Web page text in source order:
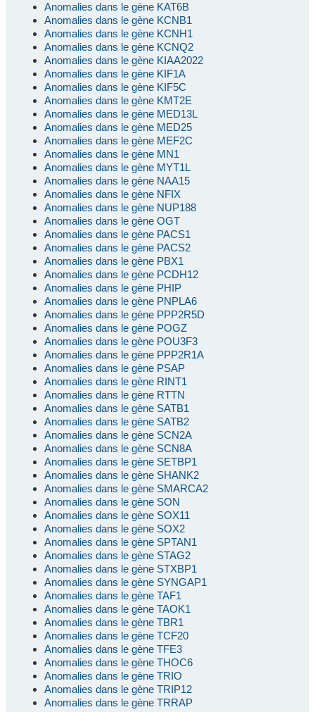
Anomalies dans le gène KAT6B
Anomalies dans le gène KCNB1
Anomalies dans le gène KCNH1
Anomalies dans le gène KCNQ2
Anomalies dans le gène KIAA2022
Anomalies dans le gène KIF1A
Anomalies dans le gène KIF5C
Anomalies dans le gène KMT2E
Anomalies dans le gène MED13L
Anomalies dans le gène MED25
Anomalies dans le gène MEF2C
Anomalies dans le gène MN1
Anomalies dans le gène MYT1L
Anomalies dans le gène NAA15
Anomalies dans le gène NFIX
Anomalies dans le gène NUP188
Anomalies dans le gène OGT
Anomalies dans le gène PACS1
Anomalies dans le gène PACS2
Anomalies dans le gène PBX1
Anomalies dans le gène PCDH12
Anomalies dans le gène PHIP
Anomalies dans le gène PNPLA6
Anomalies dans le gène PPP2R5D
Anomalies dans le gène POGZ
Anomalies dans le gène POU3F3
Anomalies dans le gène PPP2R1A
Anomalies dans le gène PSAP
Anomalies dans le gène RINT1
Anomalies dans le gène RTTN
Anomalies dans le gène SATB1
Anomalies dans le gène SATB2
Anomalies dans le gène SCN2A
Anomalies dans le gène SCN8A
Anomalies dans le gène SETBP1
Anomalies dans le gène SHANK2
Anomalies dans le gène SMARCA2
Anomalies dans le gène SON
Anomalies dans le gène SOX11
Anomalies dans le gène SOX2
Anomalies dans le gène SPTAN1
Anomalies dans le gène STAG2
Anomalies dans le gène STXBP1
Anomalies dans le gène SYNGAP1
Anomalies dans le gène TAF1
Anomalies dans le gène TAOK1
Anomalies dans le gène TBR1
Anomalies dans le gène TCF20
Anomalies dans le gène TFE3
Anomalies dans le gène THOC6
Anomalies dans le gène TRIO
Anomalies dans le gène TRIP12
Anomalies dans le gène TRRAP